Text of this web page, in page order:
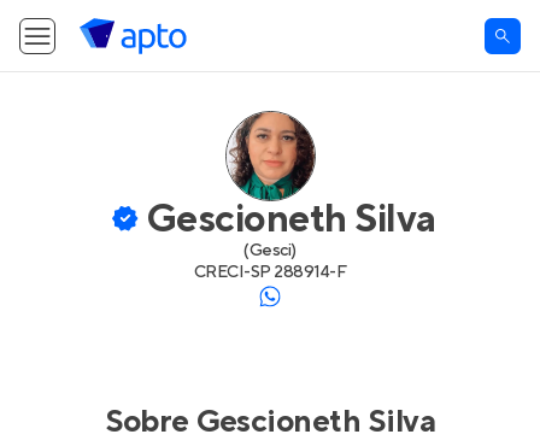
Gescioneth Silva
(Gesci)
CRECI-SP 288914-F
Sobre Gescioneth Silva